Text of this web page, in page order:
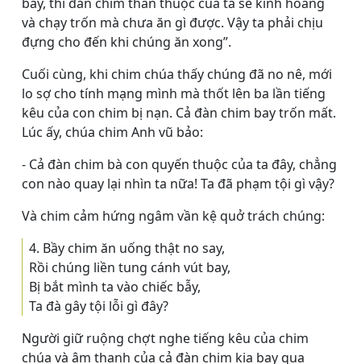
và chạy trốn mà chưa ăn gì được. Vậy ta phải chịu
đựng cho đến khi chúng ăn xong”.
Cuối cùng, khi chim chúa thấy chúng đã no nê, mới
lo sợ cho tính mạng mình mà thốt lên ba lần tiếng
kêu của con chim bị nạn. Cả đàn chim bay trốn mất.
Lúc ấy, chúa chim Anh vũ bảo:
- Cả đàn chim bà con quyến thuộc của ta đây, chẳng
con nào quay lại nhìn ta nữa! Ta đã phạm tội gì vậy?
Và chim cảm hứng ngâm vần kệ quở trách chúng:
4. Bầy chim ăn uống thật no say,
Rồi chúng liền tung cánh vút bay,
Bị bắt mình ta vào chiếc bẫy,
Ta đà gây tội lỗi gì đây?
Người giữ ruộng chợt nghe tiếng kêu của chim
chúa và âm thanh của cả đàn chim kia bay qua